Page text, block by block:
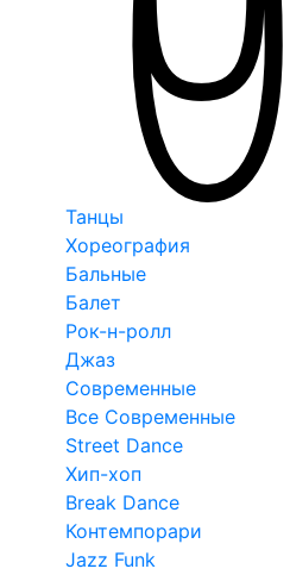
Танцы
Хореография
Бальные
Балет
Рок-н-ролл
Джаз
Современные
Все Современные
Street Dance
Хип-хоп
Break Dance
Контемпорари
Jazz Funk